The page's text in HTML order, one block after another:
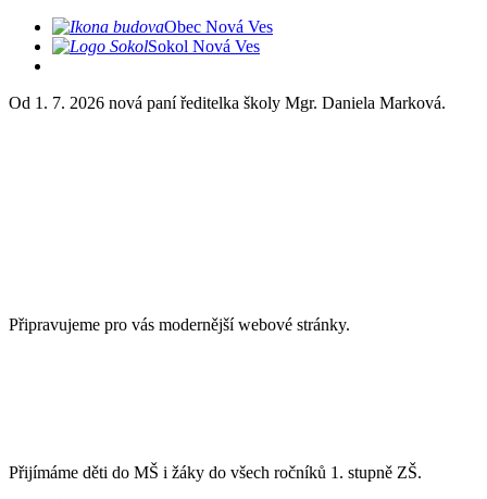
Obec Nová Ves
Sokol Nová Ves
Od 1. 7. 2026 nová paní ředitelka školy Mgr. Daniela Marková.
Připravujeme pro vás modernější webové stránky.
Přijímáme děti do MŠ i žáky do všech ročníků 1. stupně ZŠ.